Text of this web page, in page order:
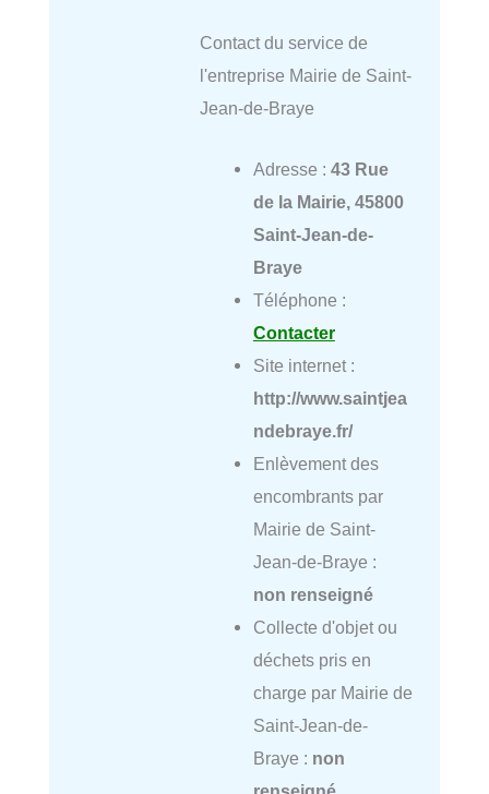
Contact du service de
l'entreprise Mairie de Saint-
Jean-de-Braye
Adresse : 43 Rue
de la Mairie, 45800
Saint-Jean-de-
Braye
Téléphone :
Contacter
Site internet :
http://www.saintjea
ndebraye.fr/
Enlèvement des
encombrants par
Mairie de Saint-
Jean-de-Braye :
non renseigné
Collecte d'objet ou
déchets pris en
charge par Mairie de
Saint-Jean-de-
Braye : non